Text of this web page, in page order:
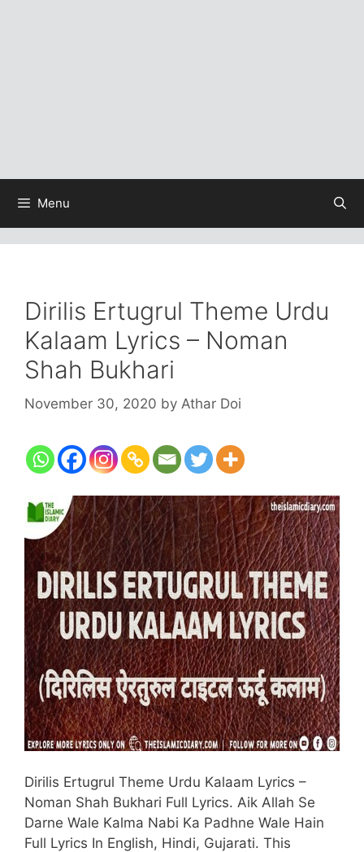
Menu
Dirilis Ertugrul Theme Urdu
Kalaam Lyrics – Noman
Shah Bukhari
November 30, 2020 by Athar Doi
Dirilis Ertugrul Theme Urdu Kalaam Lyrics –
Noman Shah Bukhari Full Lyrics. Aik Allah Se
Darne Wale Kalma Nabi Ka Padhne Wale Hain
Full Lyrics In English, Hindi, Gujarati. This